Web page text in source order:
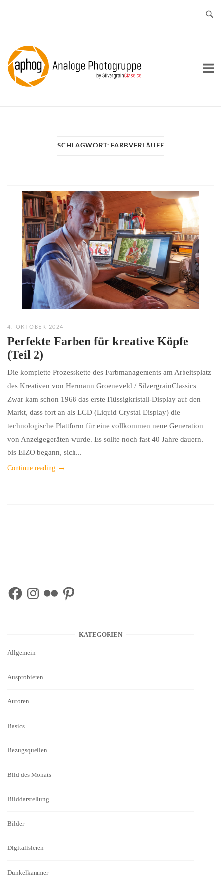
Home
SCHLAGWORT: FARBVERLÄUFE
4. OKTOBER 2024
Perfekte Farben für kreative Köpfe
(Teil 2)
Die komplette Prozesskette des Farbmanagements am Arbeitsplatz
des Kreativen von Hermann Groeneveld / SilvergrainClassics
Zwar kam schon 1968 das erste Flüssigkristall-Display auf den
Markt, dass fort an als LCD (Liquid Crystal Display) die
technologische Plattform für eine vollkommen neue Generation
von Anzeigegeräten wurde. Es sollte noch fast 40 Jahre dauern,
bis EIZO begann, sich...
Continue reading
FacebookInstagram
Flickr Pinterest
KATEGORIEN
Allgemein
Ausprobieren
Autoren
Basics
Bezugsquellen
Bild des Monats
Bilddarstellung
Bilder
Digitalisieren
Dunkelkammer